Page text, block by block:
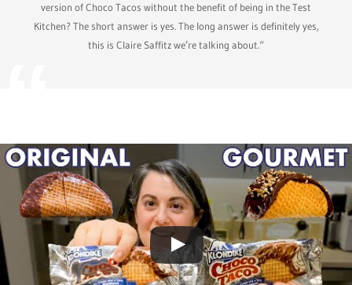
version of Choco Tacos without the benefit of being in the Test
Kitchen? The short answer is yes. The long answer is definitely yes,
this is Claire Saffitz we’re talking about.“